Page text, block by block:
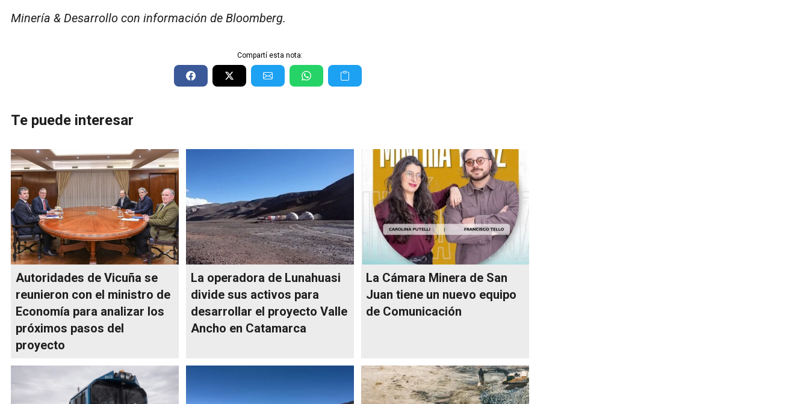
Minería & Desarrollo con información de Bloomberg.
Compartí esta nota:
Te puede interesar
Autoridades de Vicuña se
reunieron con el ministro de
Economía para analizar los
próximos pasos del
proyecto
La operadora de Lunahuasi
divide sus activos para
desarrollar el proyecto Valle
Ancho en Catamarca
La Cámara Minera de San
Juan tiene un nuevo equipo
de Comunicación